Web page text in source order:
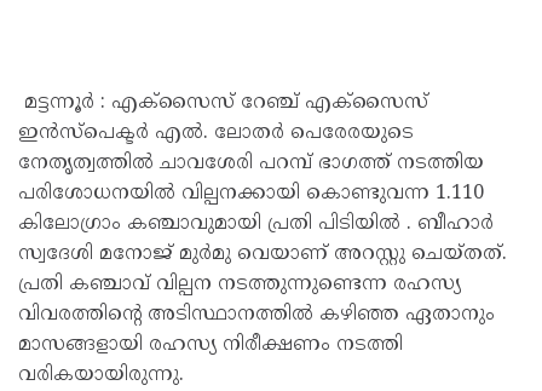
മട്ടന്നൂർ : എക്സൈസ് റേഞ്ച് എക്‌സൈസ്
ഇൻസ്‌പെക്ടർ എൽ. ലോതർ പെരേരയുടെ
നേതൃത്വത്തിൽ ചാവശേരി പറമ്പ് ഭാഗത്ത്‌ നടത്തിയ
പരിശോധനയിൽ വില്പനക്കായി കൊണ്ടുവന്ന 1.110
കിലോഗ്രാം കഞ്ചാവുമായി പ്രതി പിടിയിൽ . ബീഹാർ
സ്വദേശി മനോജ്‌ മുർമു വെയാണ് അറസ്റ്റു ചെയ്തത്.
പ്രതി കഞ്ചാവ് വില്പന നടത്തുന്നുണ്ടെന്ന രഹസ്യ
വിവരത്തിന്റെ അടിസ്ഥാനത്തിൽ കഴിഞ്ഞ ഏതാനും
മാസങ്ങളായി രഹസ്യ നിരീക്ഷണം നടത്തി
വരികയായിരുന്നു.